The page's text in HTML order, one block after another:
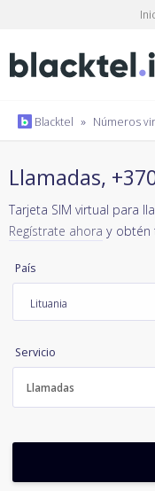
Blacktel » Números
Llamadas,
Tarjeta SIM virtual para
Regístrate ahora y obtén
País
Servicio
Llamadas